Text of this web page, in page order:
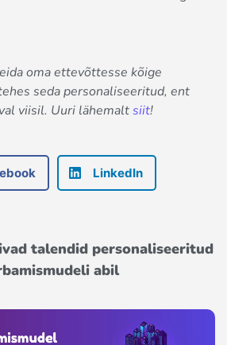
oma ettevõttesse kõige
seda personaliseeritud, ent
viisil. Uuri lähemaltsiit!
LinkedIn
talendid personaliseeritud
abil